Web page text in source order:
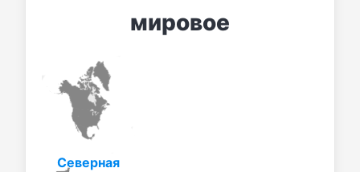
мировое
Северная